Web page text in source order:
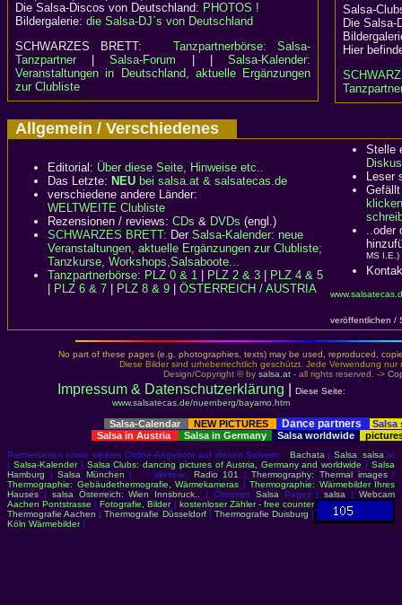
Die Salsa-Discos von Deutschland: PHOTOS !
Bildergalerie: die Salsa-DJ´s von Deutschland
SCHWARZES BRETT:Tanzpartnerbörse: Salsa-
Tanzpartner|Salsa-Forum | |Salsa-Kalender:
Veranstaltungen in Deutschland, aktuelle Ergänzungen
zur Clubliste
Salsa-
Die
Hier
Allgemein / Verschiedenes
Editorial: Über diese Seite, Hinweise etc..
Das Letzte: NEU bei salsa.at & salsatecas.de
verschiedene andere Länder:
WELTWEITE Clubliste
Rezensionen / reviews: CDs & DVDs (engl.)
SCHWARZES BRETT: Der Salsa-Kalender: neue
Veranstaltungen, aktuelle Ergänzungen zur Clubliste;
Tanzkurse, Workshops,Salsaboote...
Tanzpartnerbörse: PLZ 0 & 1 PLZ 2 & 3
PLZ 4 & 5
PLZ 6 & 7 PLZ 8 & 9 ÖSTERREICH / AUSTRIA
Stelle
Leser
klicken
..oder
MS I.E.)
veröffentlichen /
No part of these pages (e.g. photographies, texts) may be used, reproduced,
Diese Bilder sind urheberrechtlich geschützt. Jede Verwendung
Design/Copyright © by salsa.at - all rights reserved. ->
Impressum & Datenschutzerklärung
Diese Seite:
www.salsatecas.de/nuernberg/bayamo.htm
Salsa-Calendar NEW PICTURES Dance partners
Salsa
Salsa in Austria
Salsa in Germany Salsa worldwide
Partnerseiten sowie weitere Online-Angebote auf diesen Servern: Bachata | Salsa:salsa .at
| Salsa-Kalender| Salsa Clubs: dancing pictures of Austria, Germany and worldwide |Salsa
Hamburg |Salsa München | - Weitere: Radio 101 |Thermography: Thermal images/
Thermographie: Gebäudethermografie, Wärmekameras | Thermographie: Wärmebilder Ihres
Hauses | salsa Österreich: Wien Innsbruck.. | Chrissies Salsa Pages |salsa |Webcam
Aachen Pontstrasse |Fotografie, Bilder| kostenloser Zähler - free counter
Thermografie Aachen |Thermografie Düsseldorf| Thermografie Duisburg |
Köln Wärmebilder|